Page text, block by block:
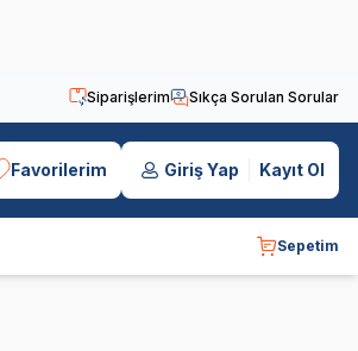
Siparişlerim Sıkça Sorulan Sorular
Favorilerim Giriş Yap Kayıt Ol
Sepetim